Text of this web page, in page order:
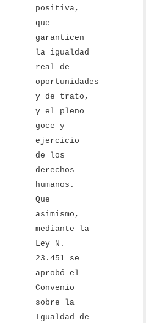
positiva,
que
garanticen
la igualdad
real de
oportunidades
y de trato,
y el pleno
goce y
ejercicio
de los
derechos
humanos.
Que
asimismo,
mediante la
Ley N.
23.451 se
aprobó el
Convenio
sobre la
Igualdad de